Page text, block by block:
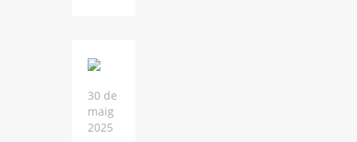
30 de
maig
2025